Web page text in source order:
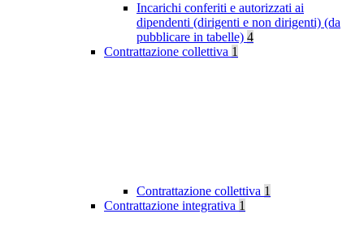
Incarichi conferiti e autorizzati ai
dipendenti (dirigenti e non dirigenti) (da
pubblicare in tabelle) 4
Contrattazione collettiva 1
Contrattazione collettiva 1
Contrattazione integrativa 1